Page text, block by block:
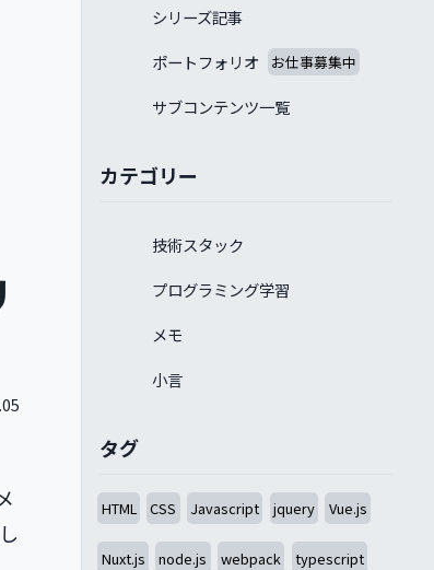
シリーズ記事
ポートフォリオ
サブコンテンツ一覧
カテゴリー
技術スタック
プログラミング学習
メモ
小言
タグ
HTML CSS Javascript jquery Vue.js
Nuxt.js node.js webpack typescript